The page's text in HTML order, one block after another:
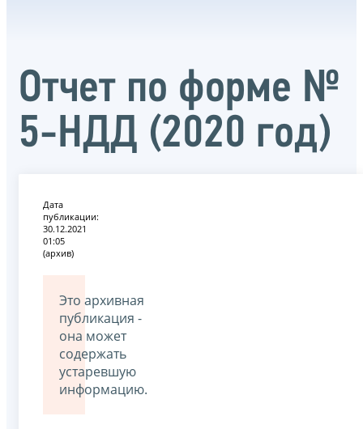
Отчет по форме №
5-НДД (2020 год)
Дата
публикации:
30.12.2021
01:05
(архив)
Это архивная
публикация -
она может
содержать
устаревшую
информацию.